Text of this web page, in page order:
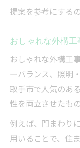
提案を参考にする
おしゃれな外構
おしゃれな外構工
ーバランス、照明
取手市で人気のあ
性を両立させたも
例えば、門まわり
用いることで、住